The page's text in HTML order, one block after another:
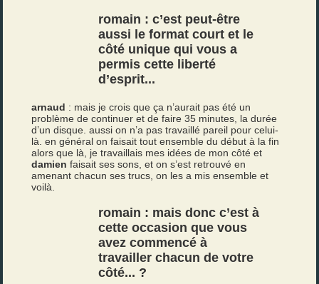
romain : c’est peut-être
aussi le format court et le
côté unique qui vous a
permis cette liberté
d’esprit...
arnaud : mais je crois que ça n’aurait pas été un
problème de continuer et de faire 35 minutes, la durée
d’un disque. aussi on n’a pas travaillé pareil pour celui-
là. en général on faisait tout ensemble du début à la fin
alors que là, je travaillais mes idées de mon côté et
damien faisait ses sons, et on s’est retrouvé en
amenant chacun ses trucs, on les a mis ensemble et
voilà.
romain : mais donc c’est à
cette occasion que vous
avez commencé à
travailler chacun de votre
côté... ?